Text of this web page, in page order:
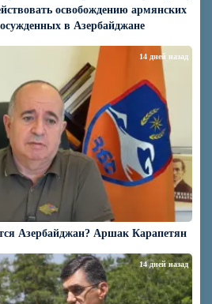
освобождению армянских
в Азербайджане
Азербайджан? Аршак Карапетян
14 дней назад
14 дней назад